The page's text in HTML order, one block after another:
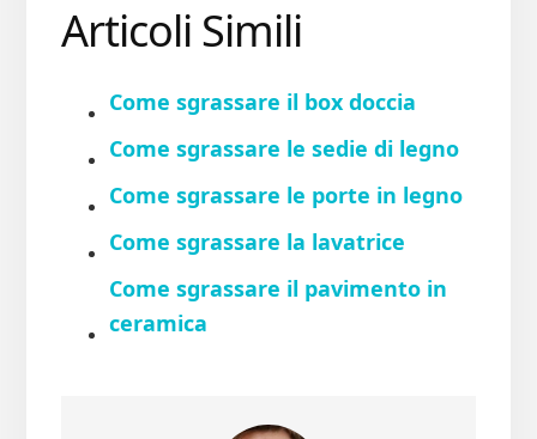
Articoli Simili
Come sgrassare il box doccia​
Come sgrassare le sedie di legno​
Come sgrassare le porte in legno​
Come sgrassare la lavatrice​
Come sgrassare il pavimento in
ceramica​